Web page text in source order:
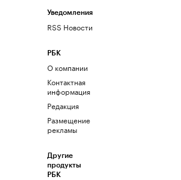
Уведомления
RSS Новости
РБК
О компании
Контактная
информация
Редакция
Размещение
рекламы
Другие
продукты
РБК